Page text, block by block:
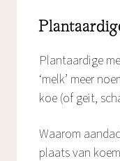
Plantaardige
‘melk’ meer
koe (of geit,
Waarom
plaats van